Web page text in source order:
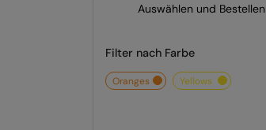
Auswählen und Bestellen
Filter nach Farbe
oranges yellows